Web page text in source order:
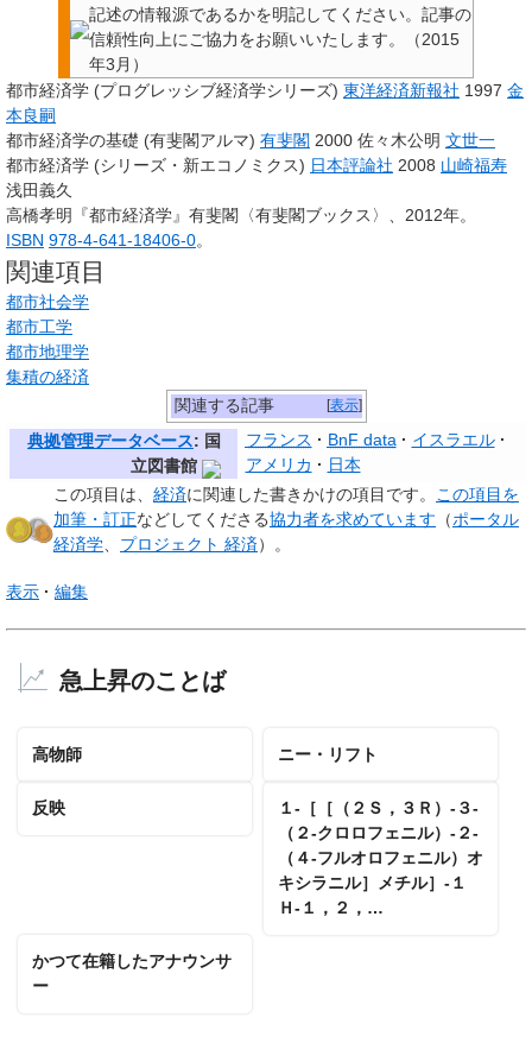
記述の情報源であるかを明記してください。 記事の
信頼性向上にご協力をお願いいたします。
（2015
年3月 ）
都市経済学 (プログレッシブ経済学シリーズ) 東洋経済新報社 1997 金
本良嗣
都市経済学の基礎 (有斐閣アルマ) 有斐閣 2000 佐々木公明 文世一
都市経済学 (シリーズ・新エコノミクス) 日本評論社 2008 山崎福寿
浅田義久
高橋孝明『都市経済学』有斐閣〈有斐閣ブックス〉、2012年。
ISBN 978-4-641-18406-0。
関連項目
都市社会学
都市工学
都市地理学
集積の経済
[表示]
関連する記事
典拠管理データベース: 国
立図書館
フランス BnF data
イスラエル
アメリカ
日本
この項目は、 経済に関連した書きかけの項目 です。
この項目を
加筆・訂正などしてくださる協力者を求めています （ポータル
経済学
プロジェクト 経済）。
表示 編集
急上昇のことば
高物師 ニー・リフト
反映
１‐［［（２Ｓ，３Ｒ）‐３‐
（２‐クロロフェニル）‐２‐
（４‐フルオロフェニル）オ
キシラニル］メチル］‐１
Ｈ‐１，２，…
かつて在籍したアナウンサ
ー